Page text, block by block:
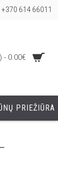
+370 614 66011
- 0.00€
PRIEŽIŪRA